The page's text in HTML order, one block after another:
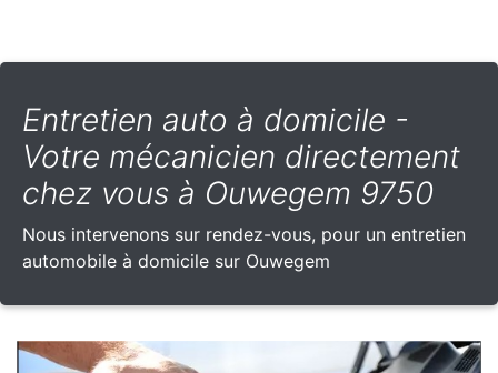
Entretien auto à domicile -
Votre mécanicien directement
chez vous à Ouwegem 9750
Nous intervenons sur rendez-vous, pour un entretien
automobile à domicile sur Ouwegem